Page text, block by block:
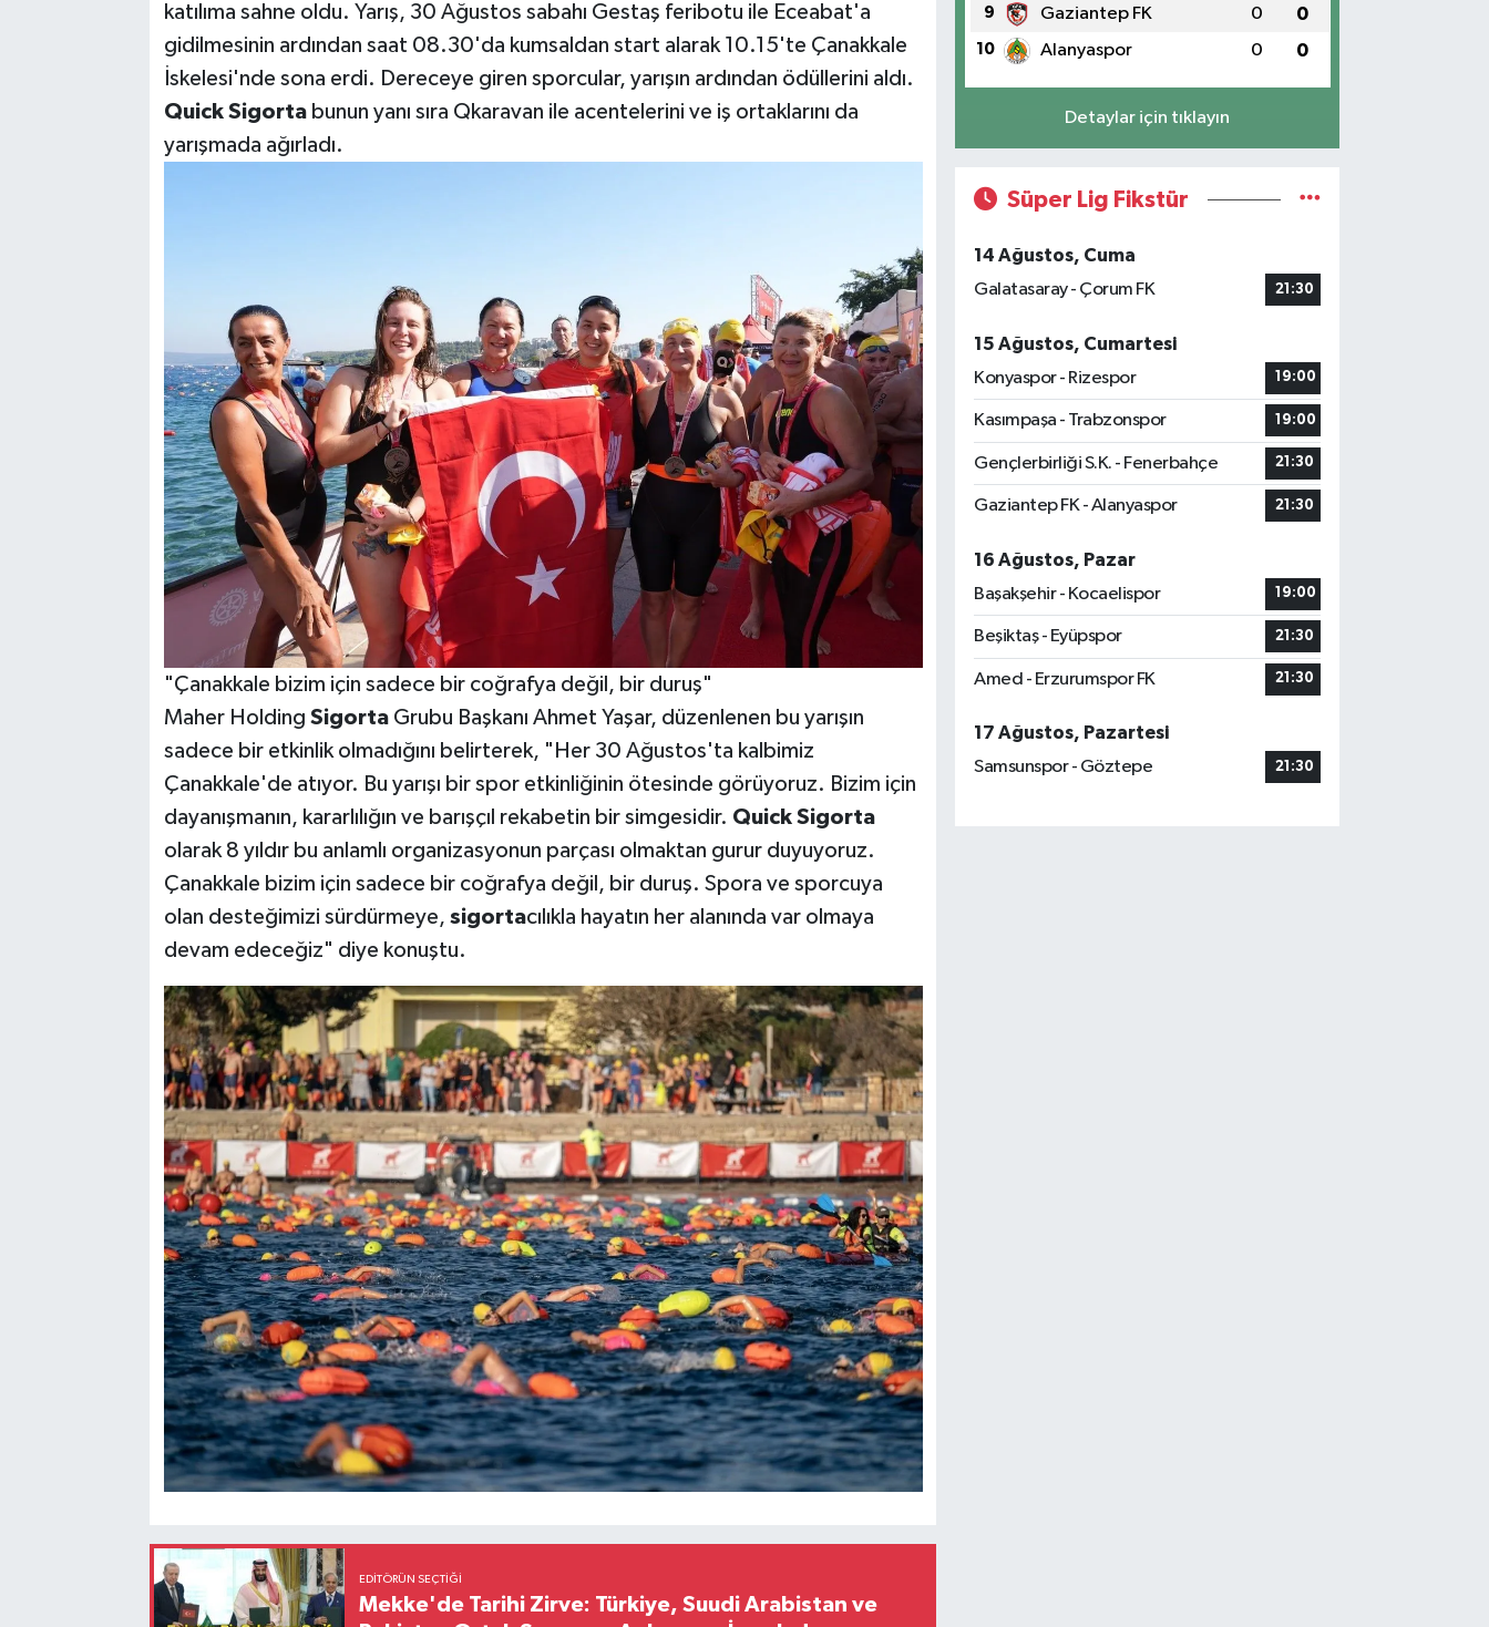
katılıma sahne oldu. Yarış, 30 Ağustos sabahı Gestaş feribotu ile Eceabat'a
gidilmesinin ardından saat 08.30'da kumsaldan start alarak 10.15'te Çanakkale
İskelesi'nde sona erdi. Dereceye giren sporcular, yarışın ardından ödüllerini aldı.
Quick Sigortabunun yanı sıra Qkaravan ile acentelerini ve iş ortaklarını da
yarışmada ağırladı.
"Çanakkale bizim için sadece bir coğrafya değil, bir duruş"
Maher Holding SigortaGrubu Başkanı Ahmet Yaşar, düzenlenen bu yarışın
sadece bir etkinlik olmadığını belirterek, "Her 30 Ağustos'ta kalbimiz
Çanakkale'de atıyor. Bu yarışı bir spor etkinliğinin ötesinde görüyoruz. Bizim için
dayanışmanın, kararlılığın ve barışçıl rekabetin bir simgesidir. Quick Sigorta
olarak 8 yıldır bu anlamlı organizasyonun parçası olmaktan gurur duyuyoruz.
Çanakkale bizim için sadece bir coğrafya değil, bir duruş. Spora ve sporcuya
olan desteğimizi sürdürmeye, sigortacılıkla hayatın her alanında var olmaya
devam edeceğiz" diye konuştu.
EDITÖRÜN SEÇTIĞI
Mekke'de Tarihi Zirve: Türkiye, Suudi Arabistan ve
9 Gaziantep FK 0 0
10 Alanyaspor 0 0
Detaylar için tıklayın
Süper Lig Fikstür
14 Ağustos, Cuma
Galatasaray - Çorum FK
21:30
15 Ağustos, Cumartesi
Konyaspor - Rizespor
19:00
Kasımpaşa - Trabzonspor 19:00
Gençlerbirliği S.K. - Fenerbahçe 21:30
Gaziantep FK - Alanyaspor 21:30
16 Ağustos, Pazar
Başakşehir - Kocaelispor
19:00
Beşiktaş - Eyüpspor 21:30
Amed - Erzurumspor FK 21:30
17 Ağustos, Pazartesi
Samsunspor - Göztepe
21:30